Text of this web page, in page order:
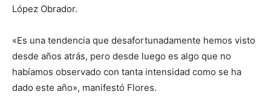
López Obrador.
«Es una tendencia que desafortunadamente hemos visto
desde años atrás, pero desde luego es algo que no
habíamos observado con tanta intensidad como se ha
dado este año», manifestó Flores.